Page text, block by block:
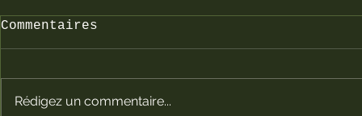
Commentaires
Rédigez un commentaire...